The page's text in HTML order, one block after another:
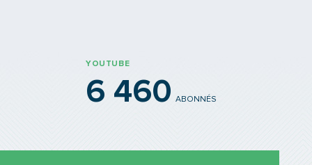
YOUTUBE
6 460 ABONNÉS